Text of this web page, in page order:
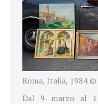
Roma, Italia, 1984
Dal 9 marzo al